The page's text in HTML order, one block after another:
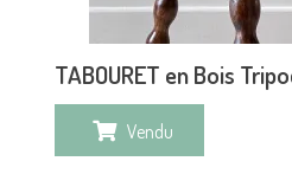
TABOURET en Bois
Vendu